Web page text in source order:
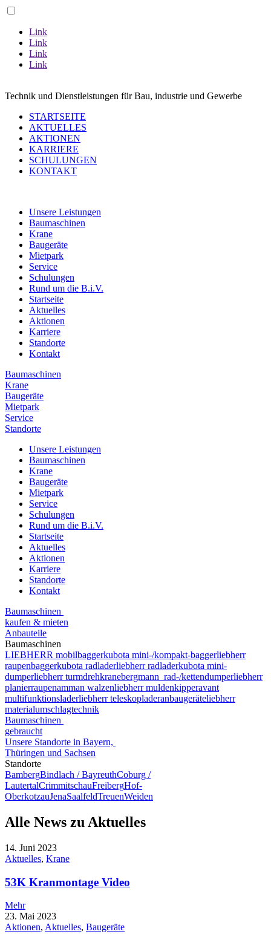
Link
Link
Link
Link
Technik und Dienstleistungen für Bau, industrie und Gewerbe
STARTSEITE
AKTUELLES
AKTIONEN
KARRIERE
SCHULUNGEN
KONTAKT
Unsere Leistungen
Baumaschinen
Krane
Baugeräte
Mietpark
Service
Schulungen
Rund um die B.i.V.
Startseite
Aktuelles
Aktionen
Karriere
Standorte
Kontakt
Baumaschinen
Krane
Baugeräte
Mietpark
Service
Standorte
Unsere Leistungen
Baumaschinen
Krane
Baugeräte
Mietpark
Service
Schulungen
Rund um die B.i.V.
Startseite
Aktuelles
Aktionen
Karriere
Standorte
Kontakt
Baumaschinen
kaufen & mieten
Anbauteile
Baumaschinen
LIEBHERR mobilbaggerkubota mini-/kompakt-baggerliebherr
raupenbaggerkubota radladerliebherr radladerkubota mini-
dumperliebherr turmdrehkranebergmann rad-/kettendumperliebherr
planierraupenamman walzenliebherr muldenkipperavant
multifunktionsladerliebherr teleskopladeranbaugeräteliebherr
materialumschlagtechnik
Baumaschinen
gebraucht
Unsere Standorte in Bayern,
Thüringen und Sachsen
Standorte
BambergBindlach / BayreuthCoburg /
LautertalCrimmitschauFreibergHof-
OberkotzauJenaSaalfeldTreuenWeiden
Alle News zu Aktuelles
14. Juni 2023
Aktuelles, Krane
53K Kranmontage Video
Mehr
23. Mai 2023
Aktionen, Aktuelles, Baugeräte